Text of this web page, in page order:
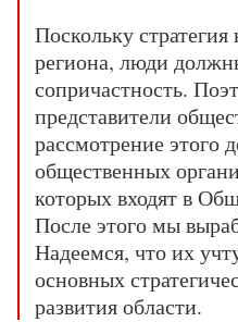
Поскольку
региона, люди
сопричастность.
представители
рассмотрение этого
общественных
которых входят в
После этого мы
Надеемся, что их
основных
развития области.